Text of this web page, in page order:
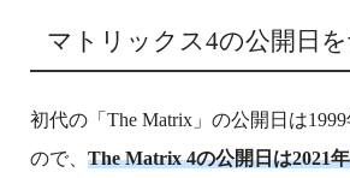
マトリックス4の公開日
初代の「The Matrix」の公開日は
ので、 The Matrix 4の公開日は2021